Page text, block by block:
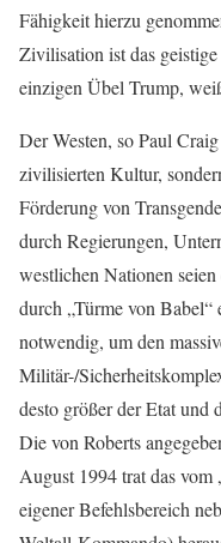
Fähigkeit hierzu
Zivilisation ist das
einzigen Übel Trump,
Der Westen, so Paul
zivilisierten Kultur,
Förderung von
durch Regierungen,
westlichen Nationen
durch „Türme von Babel“
notwendig, um den
Militär-/
desto größer der Etat und
Die von Roberts
August 1994 trat das vom
eigener Befehlsbereich